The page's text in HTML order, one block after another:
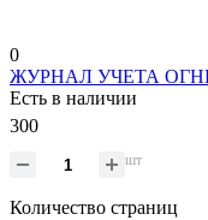
0
ЖУРНАЛ УЧЕТА
Есть в наличии
300
шт
Количество страниц